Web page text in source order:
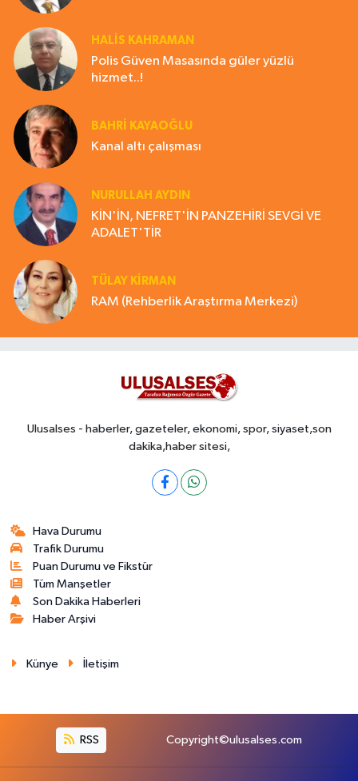
HALIS KAHRAMAN
Polis Güven Masasında güler yüzlü
hizmet..!
BAHRI KAYAOĞLU
Kanal altı çalışması
NURULLAH AYDIN
KİN'İN, NEFRET'İN PANZEHİRİ SEVGİ VE
ADALET'TİR
TÜLAY KİRMAN
RAM (Rehberlik Araştırma Merkezi)
Ulusalses - haberler, gazeteler, ekonomi, spor, siyaset,son
dakika,haber sitesi,
Hava Durumu
Trafik Durumu
Puan Durumu ve Fikstür
Tüm Manşetler
Son Dakika Haberleri
Haber Arşivi
Künye İletişim
RSS Copyright©ulusalses.com